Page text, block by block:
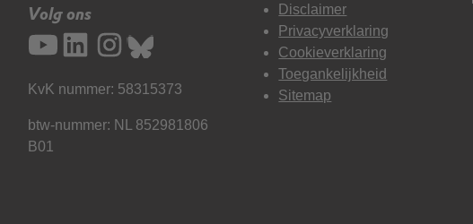
Volg ons
KvK nummer: 58315373
btw-nummer: NL 852981806
B01
Disclaimer
Privacyverklaring
Cookieverklaring
Toegankelijkheid
Sitemap